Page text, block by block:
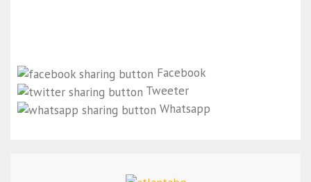
Facebook
Tweeter
Whatsapp